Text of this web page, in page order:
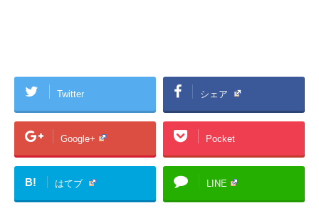
Twitter シェア
Google+ Pocket
B! はてブ LINE